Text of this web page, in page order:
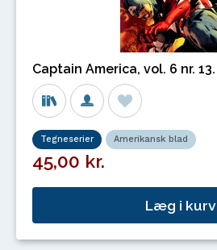
Captain America, vol. 6 nr. 13.
Tegneserier Amerikansk blad
45,00 kr.
Læg i kurv